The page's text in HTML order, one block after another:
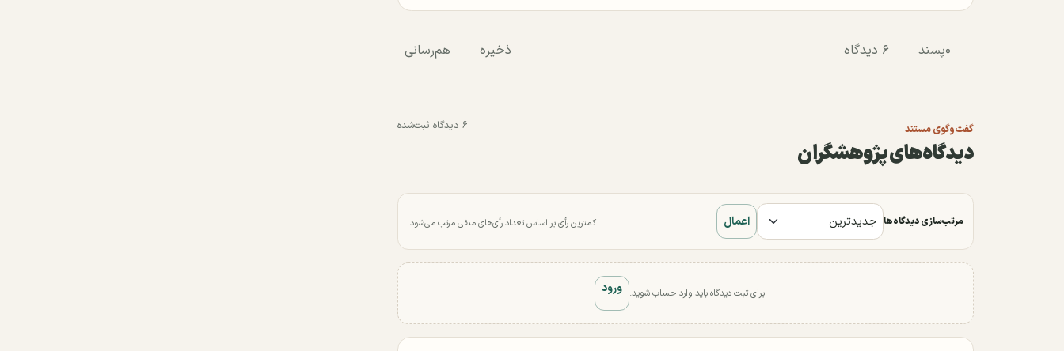
۰پسند ۶ دیدگاه ذخیره هم‌رسانی
گفت‌وگوی مستند
دیدگاه‌های پژوهشگران
۶ دیدگاه ثبت‌شده
مرتب‌سازی دیدگاه‌ها اعمال کمترین رأی بر اساس تعداد رأی‌های منفی مرتب می‌شود.
برای ثبت دیدگاه باید وارد حساب شوید. ورود